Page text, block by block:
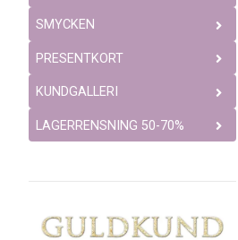
SMYCKEN
PRESENTKORT
KUNDGALLERI
LAGERRENSNING 50-70%